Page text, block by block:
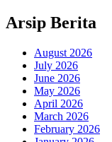
Arsip Berita
August 2026
July 2026
June 2026
May 2026
April 2026
March 2026
February 2026